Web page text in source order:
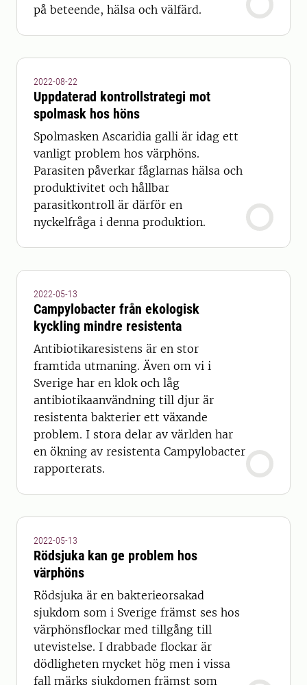
på beteende, hälsa och välfärd.
2022-08-22
Uppdaterad kontrollstrategi mot
spolmask hos höns
Spolmasken Ascaridia galli är idag ett
vanligt problem hos värphöns.
Parasiten påverkar fåglarnas hälsa och
produktivitet och hållbar
parasitkontroll är därför en
nyckelfråga i denna produktion.
2022-05-13
Campylobacter från ekologisk
kyckling mindre resistenta
Antibiotikaresistens är en stor
framtida utmaning. Även om vi i
Sverige har en klok och låg
antibiotikaanvändning till djur är
resistenta bakterier ett växande
problem. I stora delar av världen har
en ökning av resistenta Campylobacter
rapporterats.
2022-05-13
Rödsjuka kan ge problem hos
värphöns
Rödsjuka är en bakterieorsakad
sjukdom som i Sverige främst ses hos
värphönsflockar med tillgång till
utevistelse. I drabbade flockar är
dödligheten mycket hög men i vissa
fall märks sjukdomen främst som